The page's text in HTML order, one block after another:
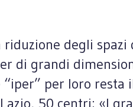
degli
di grandi
per loro
50 centri: «I